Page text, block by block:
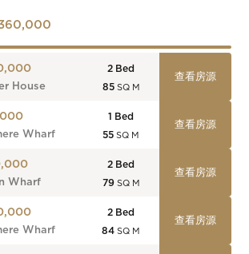
House
2 Bed
85 SQ M
查看房源
Wharf
1
Bed
55 SQ M
查看房源
Wharf
2 Bed
79 SQ M
查看房源
Wharf
2 Bed
84 SQ M
查看房源